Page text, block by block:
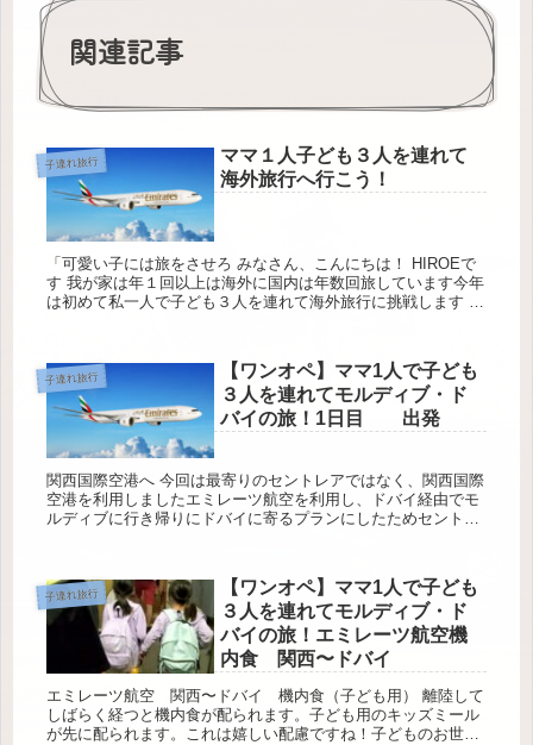
関連記事
子連れ旅行
ママ１人子ども３人を連れて
海外旅行へ行こう！
「可愛い子には旅をさせろ みなさん、こんにちは！ HIROEで
す 我が家は年１回以上は海外に国内は年数回旅しています今年
は初めて私一人で子ども３人を連れて海外旅行に挑戦します ど
子連れ旅行
【ワンオペ】ママ1人で子ども
３人を連れてモルディブ・ド
バイの旅！1日目 出発
関西国際空港へ 今回は最寄りのセントレアではなく、関西国際
空港を利用しましたエミレーツ航空を利用し、ドバイ経由でモ
ルディブに行き帰りにドバイに寄るプランにしたためセントレ
子連れ旅行
【ワンオペ】ママ1人で子ども
３人を連れてモルディブ・ド
バイの旅！エミレーツ航空機
内食 関西〜ドバイ
エミレーツ航空 関西〜ドバイ 機内食（子ども用） 離陸して
しばらく経つと機内食が配られます。子ども用のキッズミール
が先に配られます。これは嬉しい配慮ですね！子どものお世話